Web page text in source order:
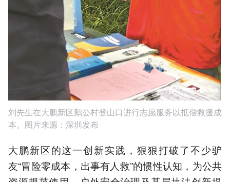
刘先生在大鹏新区鹅公村登山口进行志愿服务以抵偿救援成
本。图片来源：深圳发布
大鹏新区的这一创新实践，狠狠打破了不少驴
友“冒险零成本，出事有人救”的惯性认知，为公共